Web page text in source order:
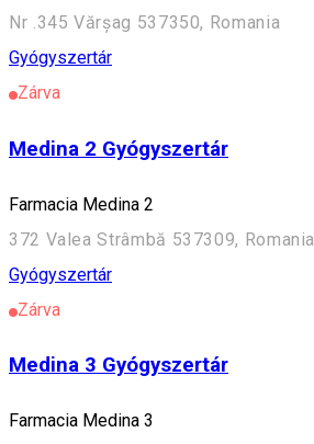
Nr .345 Vărșag 537350, Romania
Gyógyszertár
Zárva
Medina 2 Gyógyszertár
Farmacia Medina 2
372 Valea Strâmbă 537309, Romania
Gyógyszertár
Zárva
Medina 3 Gyógyszertár
Farmacia Medina 3